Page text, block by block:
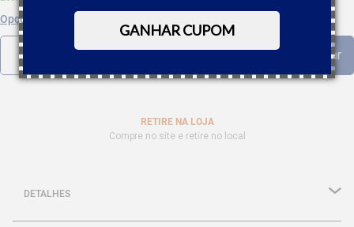
GANHAR CUPOM
Opções de parcelamento
RETIRE NA LOJA
Compre no site e retire no local
DETALHES